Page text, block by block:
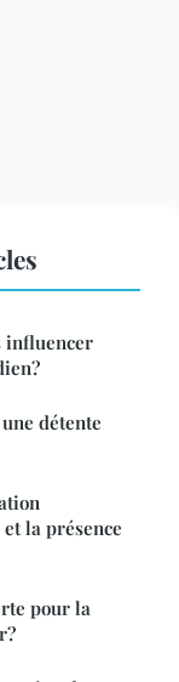
influencer
détente
la présence
pour la